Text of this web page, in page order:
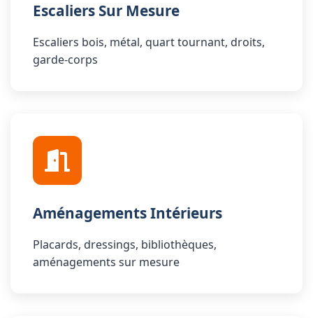
Escaliers Sur Mesure
Escaliers bois, métal, quart tournant, droits,
garde-corps
Aménagements Intérieurs
Placards, dressings, bibliothèques,
aménagements sur mesure